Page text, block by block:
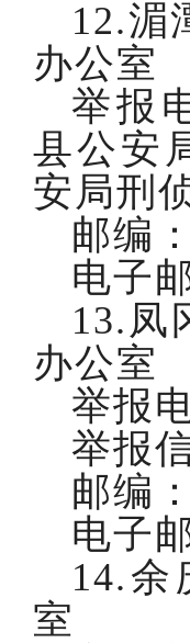
12.湄
办公室
举报
县公安
安局刑
邮编：
电子
13.凤
办公室
举报
举报
邮编：
电子
14.
室